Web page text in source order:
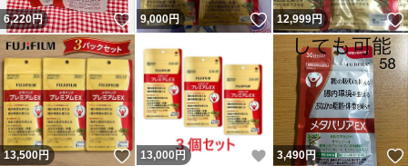
6,220円 いいね！
9,000円 いいね！
12,999円
13,500円 いいね！
13,000 円 いいね！
3,490円